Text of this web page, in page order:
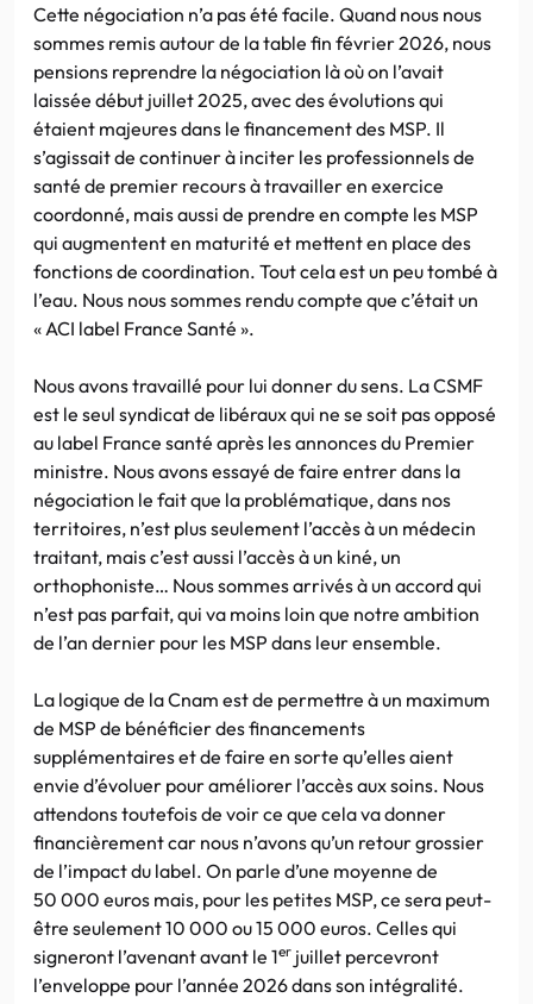
Cette négociation n’a pas été facile. Quand nous nous
sommes remis autour de la table fin février 2026, nous
pensions reprendre la négociation là où on l’avait
laissée début juillet 2025, avec des évolutions qui
étaient majeures dans le financement des MSP. Il
s’agissait de continuer à inciter les professionnels de
santé de premier recours à travailler en exercice
coordonné, mais aussi de prendre en compte les MSP
qui augmentent en maturité et mettent en place des
fonctions de coordination. Tout cela est un peu tombé à
l’eau. Nous nous sommes rendu compte que c’était un
« ACI label France Santé ».
Nous avons travaillé pour lui donner du sens. La CSMF
est le seul syndicat de libéraux qui ne se soit pas opposé
au label France santé après les annonces du Premier
ministre. Nous avons essayé de faire entrer dans la
négociation le fait que la problématique, dans nos
territoires, n’est plus seulement l’accès à un médecin
traitant, mais c’est aussi l’accès à un kiné, un
orthophoniste… Nous sommes arrivés à un accord qui
n’est pas parfait, qui va moins loin que notre ambition
de l’an dernier pour les MSP dans leur ensemble.
La logique de la Cnam est de permettre à un maximum
de MSP de bénéficier des financements
supplémentaires et de faire en sorte qu’elles aient
envie d’évoluer pour améliorer l’accès aux soins. Nous
attendons toutefois de voir ce que cela va donner
financièrement car nous n’avons qu’un retour grossier
de l’impact du label. On parle d’une moyenne de
50 000 euros mais, pour les petites MSP, ce sera peut-
être seulement 10 000 ou 15 000 euros. Celles qui
signeront l’avenant avant le 1er juillet percevront
l’enveloppe pour l’année 2026 dans son intégralité.